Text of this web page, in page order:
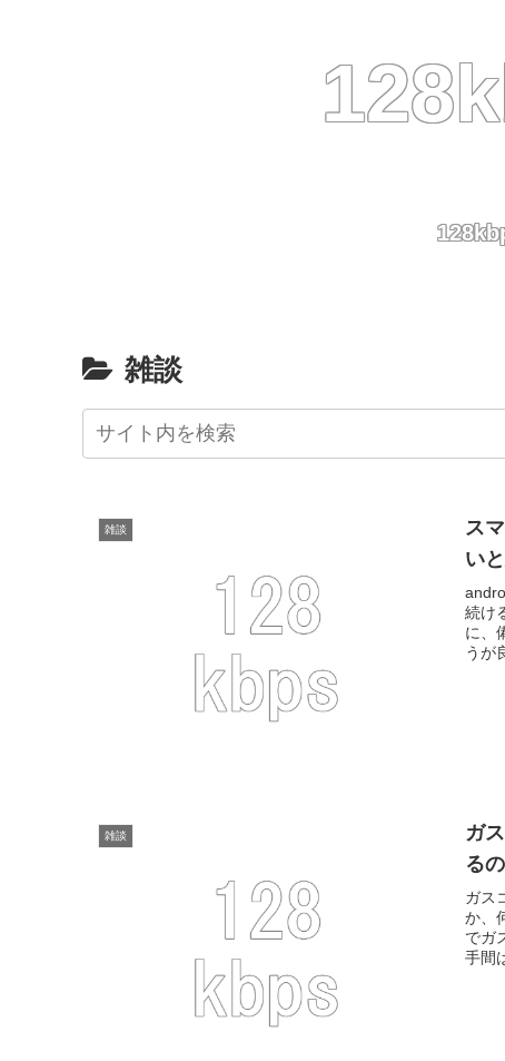
雑談
雑談
ス
い
続け
に、
うが
雑談
ガ
る
ガス
か、
でガ
手間